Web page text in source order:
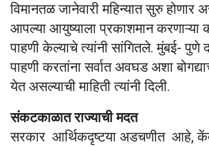
विमानतळ जानेवारी महिन्यात सुरु होणार
आपल्या आयुष्याला प्रकाशमान करणाऱ्या
पाहणी केल्याचे त्यांनी सांगितले. मुंबई- पुणे
पाहणी करतांना सर्वात अवघड अशा
येत असल्याची माहिती त्यांनी दिली.
संकटकाळात राज्याची मदत
सरकार आर्थिकदृष्टया अडचणीत आहे,